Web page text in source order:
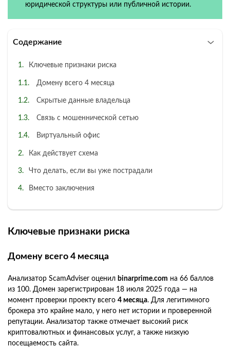
юридической структуры или публичной истории.
Содержание
Ключевые признаки риска
Домену всего 4 месяца
Скрытые данные владельца
Связь с мошеннической сетью
Виртуальный офис
Как действует схема
Что делать, если вы уже пострадали
Вместо заключения
Ключевые признаки риска
Домену всего 4 месяца
Анализатор ScamAdviser оценил binarprime.com на 66 баллов
из 100. Домен зарегистрирован 18 июля 2025 года — на
момент проверки проекту всего 4 месяца. Для легитимного
брокера это крайне мало, у него нет истории и проверенной
репутации. Анализатор также отмечает высокий риск
криптовалютных и финансовых услуг, а также низкую
посещаемость сайта.